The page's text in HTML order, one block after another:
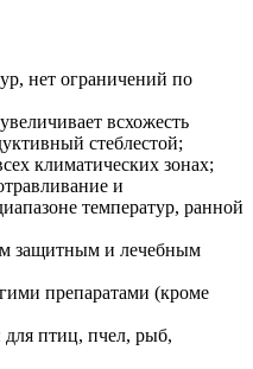
нет ограничений по
всхожесть
стеблестой;
климатических зонах;
и
температур, ранной
защитным и лечебным
препаратами (кроме
для птиц, пчел, рыб,